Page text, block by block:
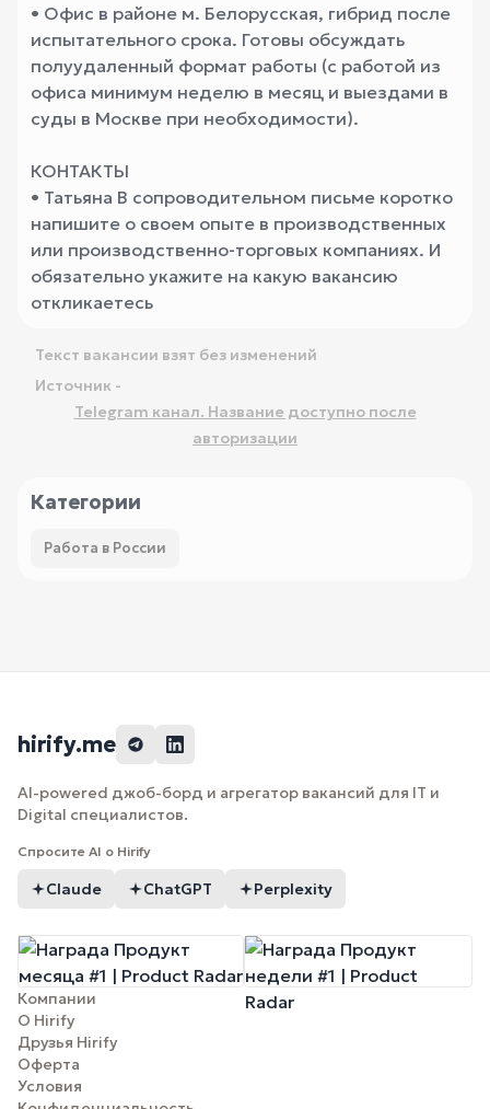
• Офис в районе м. Белорусская, гибрид после
испытательного срока. Готовы обсуждать
полуудаленный формат работы (с работой из
офиса минимум неделю в месяц и выездами в
суды в Москве при необходимости).
КОНТАКТЫ
• Татьяна В сопроводительном письме коротко
напишите о своем опыте в производственных
или производственно-торговых компаниях. И
обязательно укажите на какую вакансию
откликаетесь
Текст вакансии взят без изменений
Источник -
Telegram канал. Название доступно после
авторизации
Категории
Работа в России
hirify.me
AI-powered джоб-борд и агрегатор вакансий для IT и
Digital специалистов.
Спросите AI о Hirify
Claude ChatGPT Perplexity
Компании
О Hirify
Друзья Hirify
Оферта
Условия